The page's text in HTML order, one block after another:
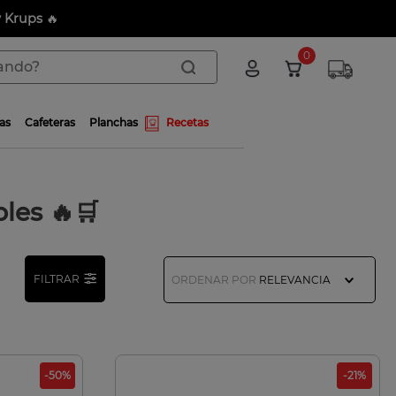
Krups 🔥
0
Cafeteras Planchas Recetas
🔥🛒
FILTRAR ORDENAR POR RELEVANCIA
-50% -21%